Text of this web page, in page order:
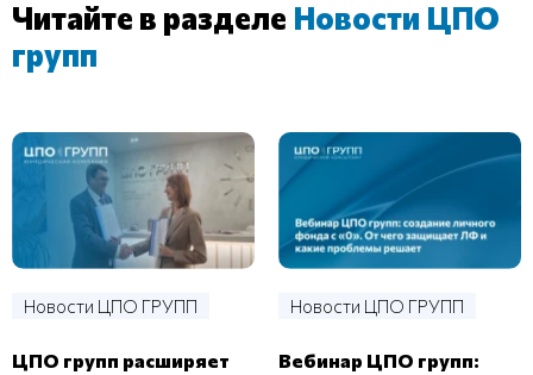
Читайте в разделе Новости ЦПО
групп
Новости ЦПО ГРУПП
ЦПО групп расширяет
Новости ЦПО ГРУПП
Вебинар ЦПО групп: